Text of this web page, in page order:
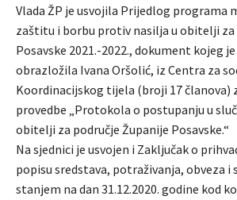
Vlada ŽP je usvojila Prijedlog programa
zaštitu i borbu protiv nasilja u obitelji za
Posavske 2021.-2022., dokument kojeg
obrazložila Ivana Oršolić, iz Centra za
Koordinacijskog tijela (broji 17 članova)
provedbe „Protokola o postupanju u
obitelji za područje Županije Posavske.“
Na sjednici je usvojen i Zaključak o
popisu sredstava, potraživanja, obveza i
stanjem na dan 31.12.2020. godine kod